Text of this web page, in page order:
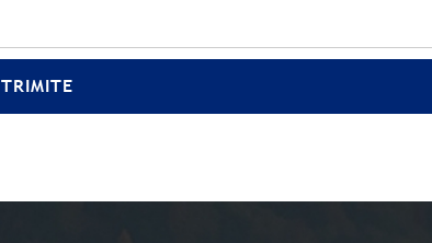
TRIMITE